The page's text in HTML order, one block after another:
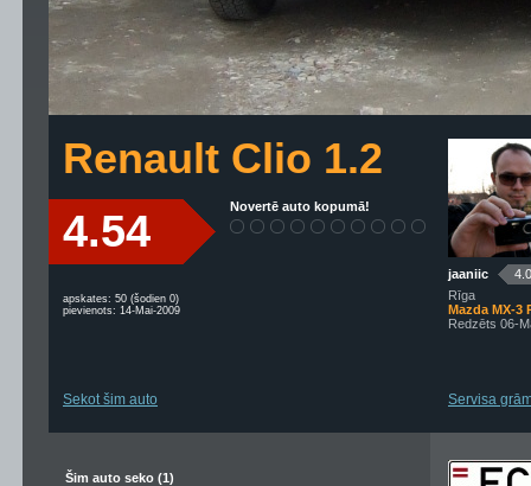
Renault Clio 1.2
4.54 Novertē auto kopumā!
apskates: 50 (šodien 0)
pievienots: 14-Mai-2009
Sekot šim auto
jaaniic
Rīga
Mazda MX-3
Redzēts 06-
Servisa
Šim auto seko (1)